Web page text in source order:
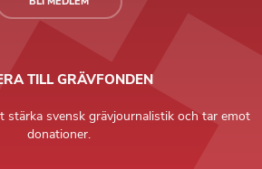
TILL GRÄVFONDEN
stärka svensk grävjournalistik och tar emot
donationer.